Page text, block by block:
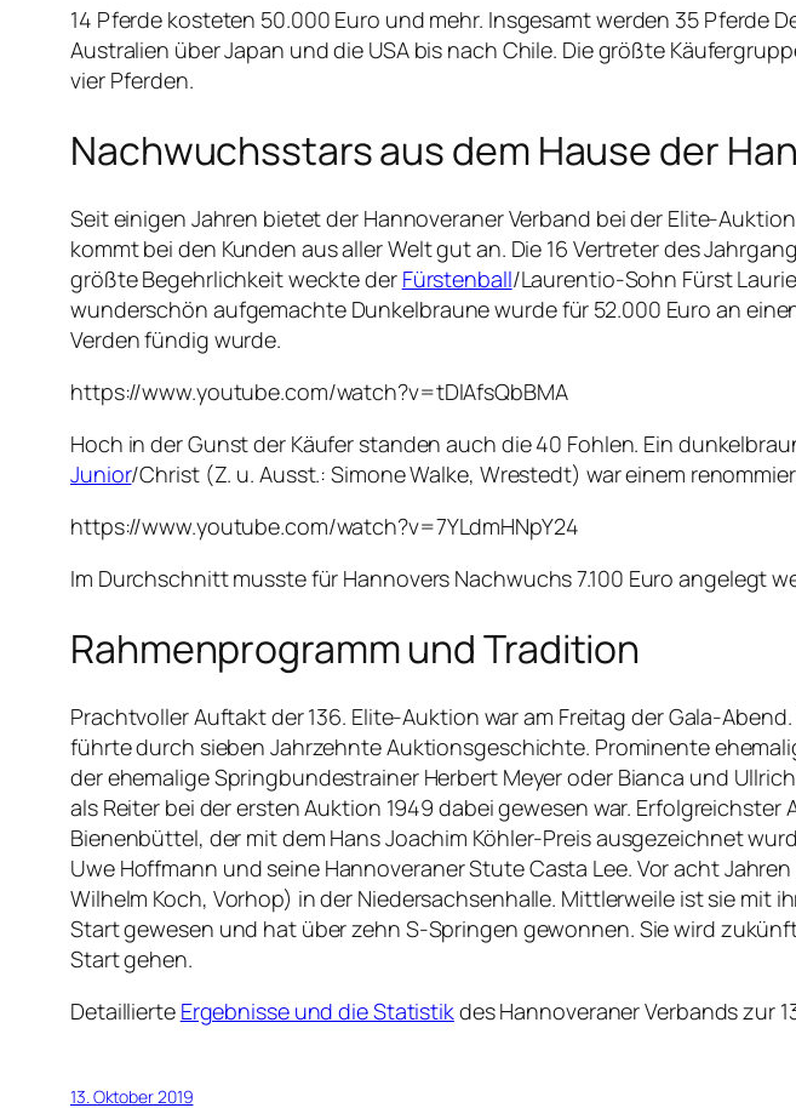
14 Pferde kosteten 50.000 Euro und mehr. Insgesamt werden 35 Pferde
Australien über Japan und die USA bis nach Chile. Die größte
vier Pferden.
Nachwuchsstars aus dem Hause der
Seit einigen Jahren bietet der Hannoveraner Verband bei der Elite-
kommt bei den Kunden aus aller Welt gut an. Die 16 Vertreter des
größte Begehrlichkeit weckte der Fürstenball/Laurentio-Sohn Fürst
wunderschön aufgemachte Dunkelbraune wurde für 52.000 Euro an
Verden fündig wurde.
https://www.youtube.com/watch?v=tDlAfsQbBMA
Hoch in der Gunst der Käufer standen auch die 40 Fohlen. Ein
Junior/Christ (Z. u. Ausst.: Simone Walke, Wrestedt) war einem
https://www.youtube.com/watch?v=7YLdmHNpY24
Im Durchschnitt musste für Hannovers Nachwuchs 7.100 Euro angelegt
Rahmenprogramm und Tradition
Prachtvoller Auftakt der 136. Elite-Auktion war am Freitag der Gala-
führte durch sieben Jahrzehnte Auktionsgeschichte. Prominente
der ehemalige Springbundestrainer Herbert Meyer oder Bianca und
als Reiter bei der ersten Auktion 1949 dabei gewesen war.
Bienenbüttel, der mit dem Hans Joachim Köhler-Preis ausgezeichnet
Uwe Hoffmann und seine Hannoveraner Stute Casta Lee. Vor acht
Wilhelm Koch, Vorhop) in der Niedersachsenhalle. Mittlerweile ist sie mit
Start gewesen und hat über zehn S-Springen gewonnen. Sie wird
Start gehen.
Detaillierte Ergebnisse und die Statistikdes Hannoveraner Verbands zur
13. Oktober 2019